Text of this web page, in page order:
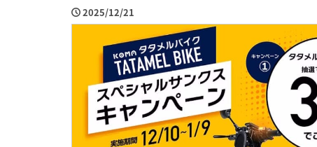
2025/12/21